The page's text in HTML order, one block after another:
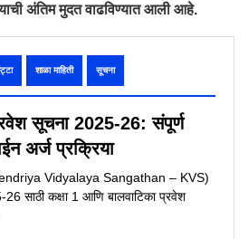
अंतिम मुदत वाढविण्यात आली आहे.
शाळा माहिती सूचना
सूचना 2025-26: संपूर्ण
अर्ज प्रक्रिया
Vidyalaya Sangathan – KVS)
साठी कक्षा 1 आणि बालवाटिका प्रवेश